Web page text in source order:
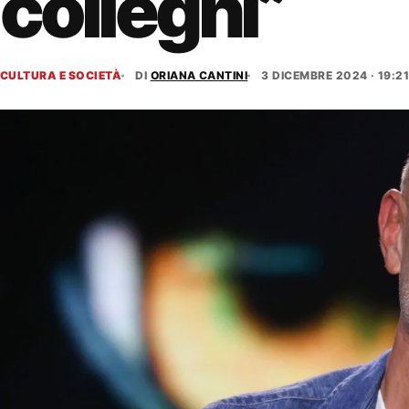
CULTURA E SOCIETÀ DI ORIANA CANTINI 3 DICEMBRE 2024 · 19:21